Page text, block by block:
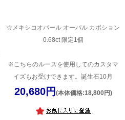
☆メキシコオパール オーバル カボション
0.68ct 限定1個
※こちらのルースを使用してのカスタマ
イズもお受けできます。誕生石10月
20,680円 (本体価格:18,800円)